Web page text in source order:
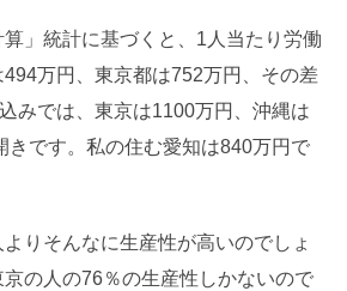
」統計に基づくと、1人当たり労働
万円、東京都は752万円、その差
みでは、東京は1100万円、沖縄は
きです。私の住む愛知は840万円で
りそんなに生産性が高いのでしょ
の人の76％の生産性しかないので